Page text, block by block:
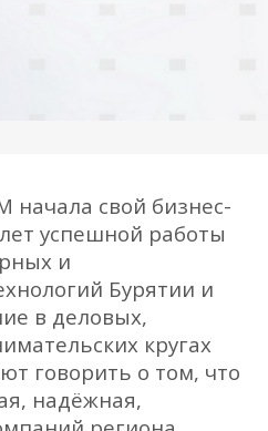
свой бизнес-
успешной работы
и
Бурятии и
в деловых,
кругах
говорить о том, что
надёжная,